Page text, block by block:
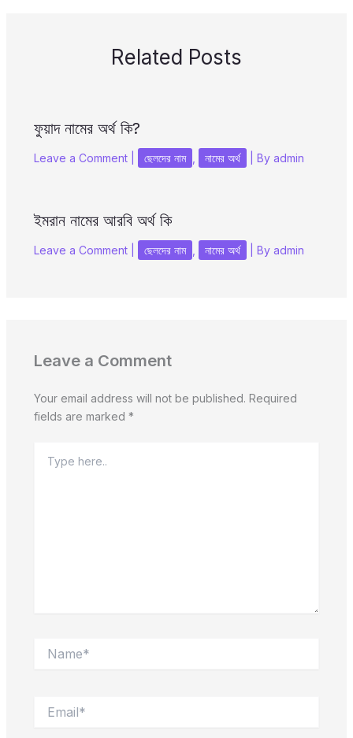
Related Posts
ফুয়াদ নামের অর্থ কি?
Leave a Comment ছেলদের নাম নামের অর্থ | By admin
ইমরান নামের আরবি অর্থ কি
Leave a Comment ছেলদের নাম নামের অর্থ | By admin
Leave a Comment
Your email address will not be published. Required
fields are marked *
here..